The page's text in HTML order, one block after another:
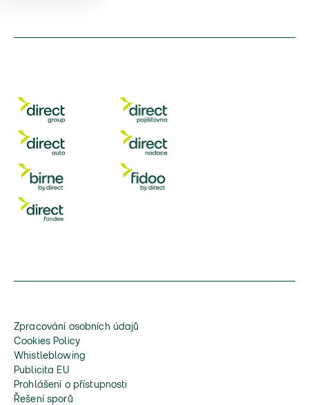
Zpracování osobních údajů
Cookies Policy
Whistleblowing
Publicita EU
Prohlášení o přístupnosti
Řešení sporů